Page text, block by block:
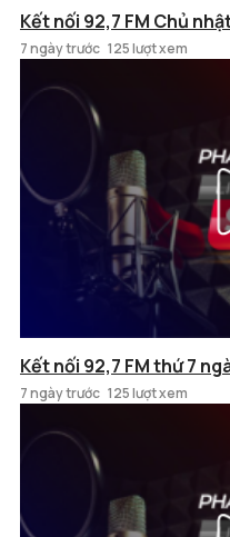
Kết nối 92,7 FM Chủ
7 ngày trước 125 lượt xem
Kết nối 92,7 FM thứ 7
7 ngày trước 125 lượt xem